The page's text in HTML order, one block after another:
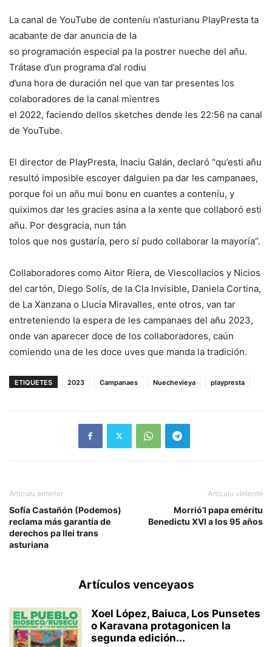
La canal de YouTube de conteníu n’asturianu PlayPresta ta
acabante de dar anuncia de la
so programación especial pa la postrer nueche del añu.
Trátase d’un programa d’al rodiu
d’una hora de duración nel que van tar presentes los
colaboradores de la canal mientres
el 2022, faciendo dellos sketches dende les 22:56 na canal
de YouTube.
El director de PlayPresta, Inaciu Galán, declaró “qu’esti añu
resultó imposible escoyer dalguien pa dar les campanaes,
porque foi un añu mui bonu en cuantes a conteníu, y
quiximos dar les gracies asina a la xente que collaboró esti
añu. Por desgracia, nun tán
tolos que nos gustaría, pero sí pudo collaborar la mayoría”.
Collaboradores como Aitor Riera, de Viescollacios y Nicios
del cartón, Diego Solís, de la Cla Invisible, Daniela Cortina,
de La Xanzana o Llucía Miravalles, ente otros, van tar
entreteniendo la espera de les campanaes del añu 2023,
onde van aparecer doce de los collaboradores, caún
comiendo una de les doce uves que manda la tradición.
ETIQUETES 2023 Campanaes Nuechevieya playpresta
Artículu anterior
Sofía Castañón (Podemos)
reclama más garantía de
derechos pa llei trans
asturiana
Artículu viniente
Morrió’l papa eméritu
Benedictu XVI a los 95 años
Artículos venceyaos
Xoel López, Baiuca, Los Punsetes
o Karavana protagonicen la
segunda edición...